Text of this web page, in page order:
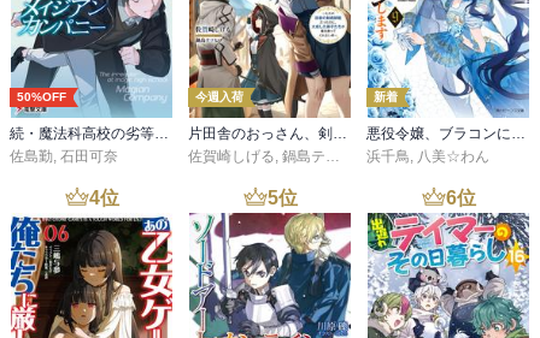
50%OFF
続・魔法科高校の劣等生 メイジアン・カンパニー(11)
佐島勤, 石田可奈
今週入荷
片田舎のおっさん、剣聖になる 11 ～ただの田舎の剣術師範だったのに、大成した弟子たちが俺を放ってくれない件～
佐賀崎しげる, 鍋島テツヒロ
新着
悪役令嬢、ブラコンにジョブチェンジします９【電子特典付き】
浜千鳥, 八美☆わん
4位 5位 6位